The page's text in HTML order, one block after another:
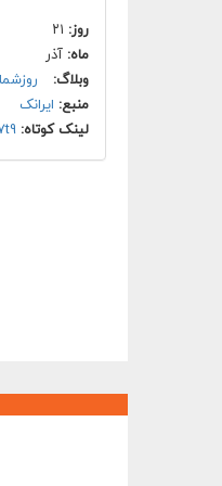
روز: ۲۱
ماه: آذر
وبلاگ:
منبع: ایرانک
لینک کوتاه: